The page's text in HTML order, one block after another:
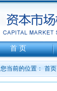
首 页
您当前的位置： 首页